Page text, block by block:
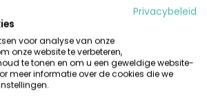
Privacybeleid
voor analyse van onze
onze website te verbeteren,
te tonen en om u een geweldige website-
meer informatie over de cookies die we